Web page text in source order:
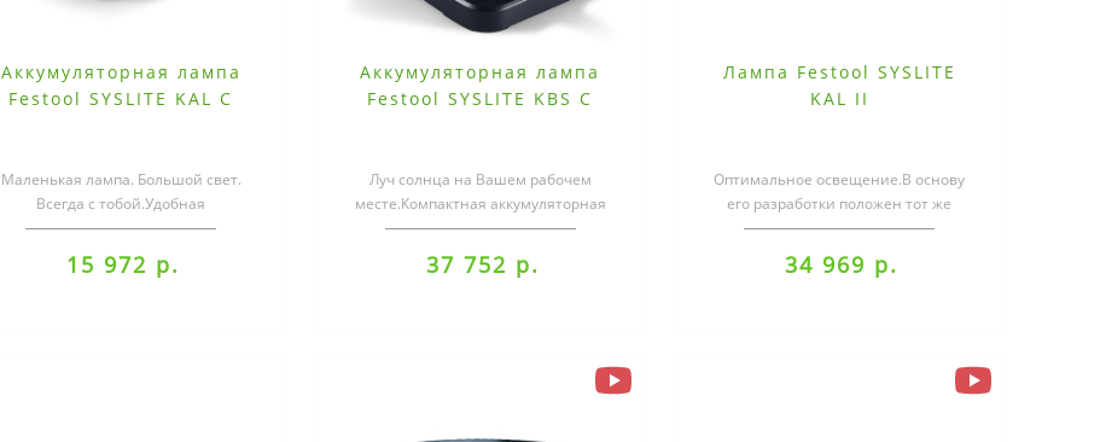
Аккумуляторная лампа
Festool SYSLITE KAL C
Маленькая лампа. Большой свет.
Всегда с тобой.Удобная
аккумуляторная рабочая лампа
SYSLITE KAL C дол..
15 972 р.
Аккумуляторная лампа
Festool SYSLITE KBS C
Луч солнца на Вашем рабочем
месте.Компактная аккумуляторная
рабочая лампа SYSLITE KBS C
обеспечит Ва..
37 752 р.
Лампа Festool SYSLITE
KAL II
Оптимальное освещение.В основу
его разработки положен тот же
высокий стандарт, который мы
определили..
34 969 р.